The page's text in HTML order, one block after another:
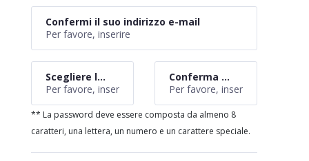
Confermi il suo indirizzo e-mail
Scegliere la password ** Conferma password
** La password deve essere composta da almeno 8
caratteri, una lettera, un numero e un carattere speciale.